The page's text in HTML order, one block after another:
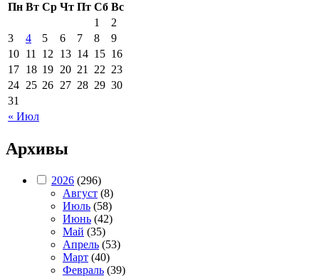
Пн Вт Ср Чт Пт Сб Вс
« Июл
1
2
3
4 5 6 7 8
9
10 11 12 13 14 15 16
17 18 19 20 21 22 23
24 25 26 27 28 29 30
31
Архивы
2026 (296)
Август (8)
Июль (58)
Июнь (42)
Май (35)
Апрель (53)
Март (40)
Февраль (39)